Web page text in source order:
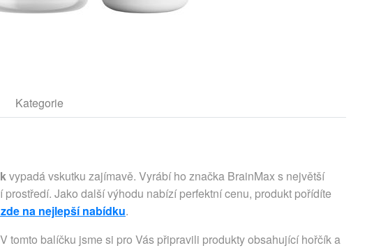
Kategorie
vypadá vskutku zajímavě. Vyrábí ho značka BrainMax s největší
Jako další výhodu nabízí perfektní cenu, produkt pořídíte
na nejlepší nabídku.
tomto balíčku jsme si pro Vás připravili produkty obsahující hořčík a